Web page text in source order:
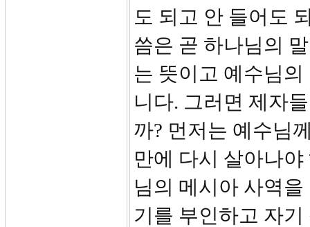
도 되고 안 들어도
씀은 곧 하나님의
는 뜻이고 예수님
니다. 그러면 제자
까? 먼저는 예수님
만에 다시 살아나
님의 메시아 사역
기를 부인하고 자